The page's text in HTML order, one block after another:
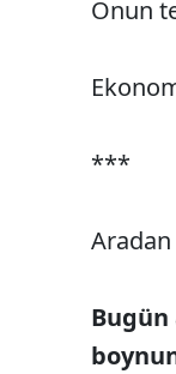
Onun
***
Aradan
Bugün